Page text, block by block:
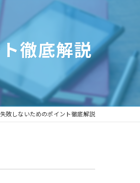
お知らせ
コラム
徹底解説
敗しないためのポイント徹底解説